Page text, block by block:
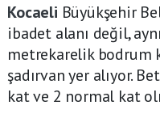
Kocaeli Büyükşehir
ibadet alanı değil,
metrekarelik bodrum
şadırvan yer alıyor.
kat ve 2 normal kat